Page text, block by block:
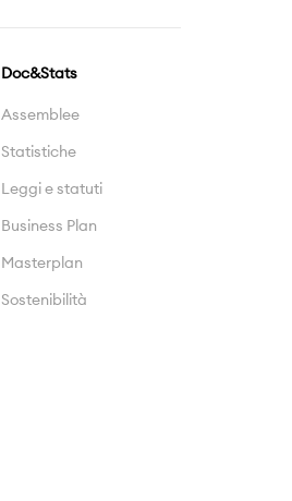
Doc&Stats
Assemblee
Statistiche
Leggi e statuti
Business Plan
Masterplan
Sostenibilità